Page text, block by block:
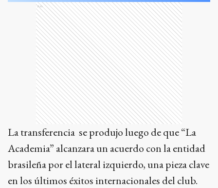
Ads
La transferencia se produjo luego de que “La
Academia” alcanzara un acuerdo con la entidad
brasileña por el lateral izquierdo, una pieza clave
en los últimos éxitos internacionales del club.